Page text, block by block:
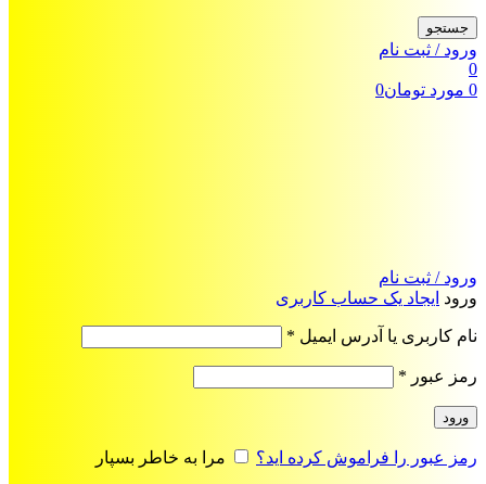
جستجو
ورود / ثبت نام
0
0 مورد تومان0
ورود / ثبت نام
ورود ایجاد یک حساب کاربری
نام کاربری یا آدرس ایمیل *
رمز عبور *
ورود
رمز عبور را فراموش کرده اید؟
مرا به خاطر بسپار